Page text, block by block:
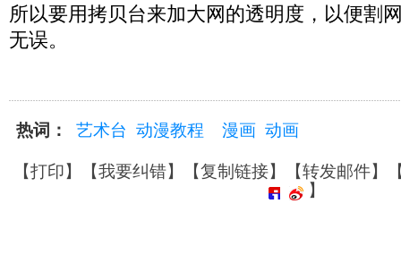
所以要用拷贝台来加大网的透明度，以便割
无误。
热词： 艺术台 动漫教程 漫画 动画
【打印】【我要纠错】【复制链接】【转发邮件】
】